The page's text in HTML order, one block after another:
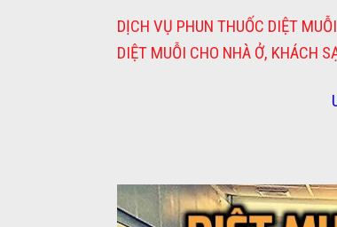
DỊCH VỤ PHUN THUỐC DIỆT
DIỆT MUỖI CHO NHÀ Ở, KHÁCH